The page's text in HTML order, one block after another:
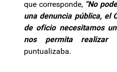
que corresponde,“No
una denuncia pública, el
de oficio necesitamos
nos permita realizar
puntualizaba.